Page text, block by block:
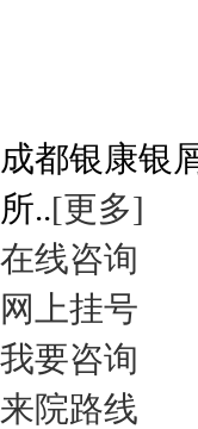
成都银康银
所..[更多]
在线咨询
网上挂号
我要咨询
来院路线